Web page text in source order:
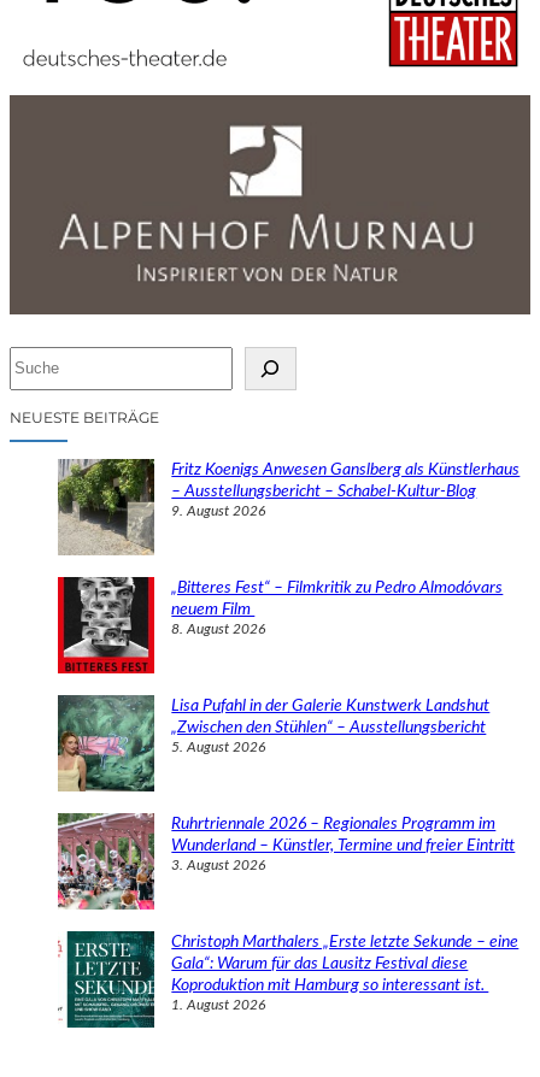
cNEUESTE BEITRÄGE
Fritz Koenigs Anwesen Ganslberg als Künstlerhaus
– Ausstellungsbericht – Schabel-Kultur-Blog
9. August 2026
„Bitteres Fest“ – Filmkritik zu Pedro Almodóvars
neuem Film
8. August 2026
Lisa Pufahl in der Galerie Kunstwerk Landshut
„Zwischen den Stühlen“ – Ausstellungsbericht
5. August 2026
Ruhrtriennale 2026 – Regionales Programm im
Wunderland – Künstler, Termine und freier Eintritt
3. August 2026
Christoph Marthalers „Erste letzte Sekunde – eine
Gala“: Warum für das Lausitz Festival diese
Koproduktion mit Hamburg so interessant ist.
1. August 2026